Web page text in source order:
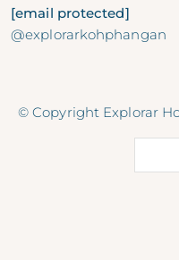
[email protected]
@explorarkohphangan
© Copyright Explorar